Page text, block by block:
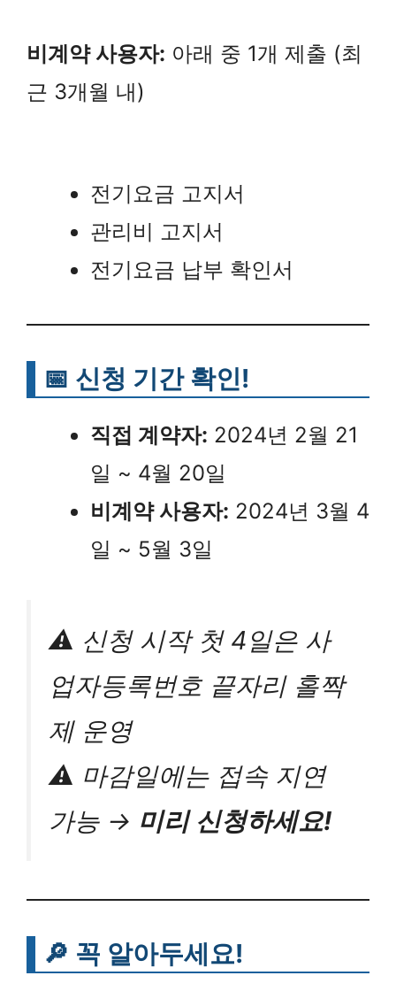
비계약 사용자: 아래 중 1개 제출 (최
근 3개월 내)
전기요금 고지서
관리비 고지서
전기요금 납부 확인서
📅 신청 기간 확인!
직접 계약자: 2024년 2월 21
일 ~ 4월 20일
비계약 사용자: 2024년 3월 4
일 ~ 5월 3일
⚠️ 신청 시작 첫 4일은 사
업자등록번호 끝자리 홀짝
제 운영
⚠️ 마감일에는 접속 지연
가능 → 미리 신청하세요!
🔎 꼭 알아두세요!